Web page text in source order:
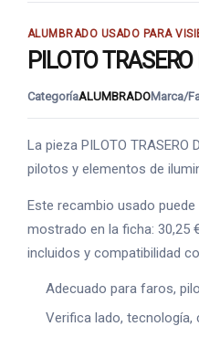
ALUMBRADO USADO PARA
PILOTO
CategoríaALUMBRADOMarca/
La pieza PILOTO
pilotos y elementos de
Este recambio usado
mostrado en la ficha: 30,25
incluidos y compatibilidad
Adecuado para faros,
Verifica lado, tecnología,